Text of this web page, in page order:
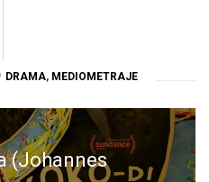
DRAMA, MEDIOMETRAJE
(Johannes